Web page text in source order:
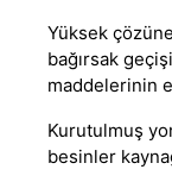
Yüksek
bağırsak
maddelerinin
Kurutulmuş
besinler